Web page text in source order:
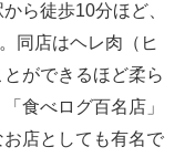
ら徒歩10分ほど、
同店はヘレ肉（ヒ
ができるほど柔ら
食べログ百名店」
店としても有名で